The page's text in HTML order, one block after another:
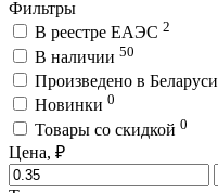
Фильтры
В реестре ЕАЭС 2
В наличии 50
Произведено в Беларуси
Новинки 0
Товары со скидкой 0
Цена, ₽